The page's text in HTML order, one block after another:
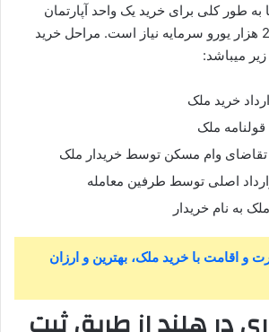
به طور کلی برای خرید یک واحد آپارتمان
معمولی بین 300-200 هزار یورو سرمایه نیاز است. مراحل خرید
میباشد:
خرید ملک
ملک
تقاضای وام مسکن توسط خریدار ملک
اصلی توسط طرفین معامله
به نام خریدار
و اقامت با خرید ملک، بهترین و ارزان